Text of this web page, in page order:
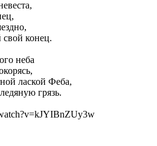
свой конец.
неба
лаской Феба,
грязь.